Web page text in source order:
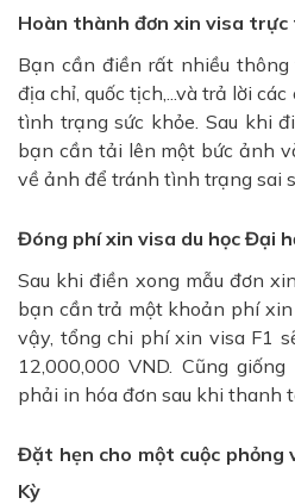
Hoàn thành đơn xin visa trực
Bạn cần điền rất nhiều
địa chỉ, quốc tịch,...và trả lời
tình trạng sức khỏe. Sau khi
bạn cần tải lên một bức ảnh
về ảnh để tránh tình trạng sai
Đóng phí xin visa du học Đại
Sau khi điền xong mẫu đơn
bạn cần trả một khoản phí
vậy, tổng chi phí xin visa F1
12,000,000 VND. Cũng
phải in hóa đơn sau khi thanh
Đặt hẹn cho một cuộc phỏng
Kỳ